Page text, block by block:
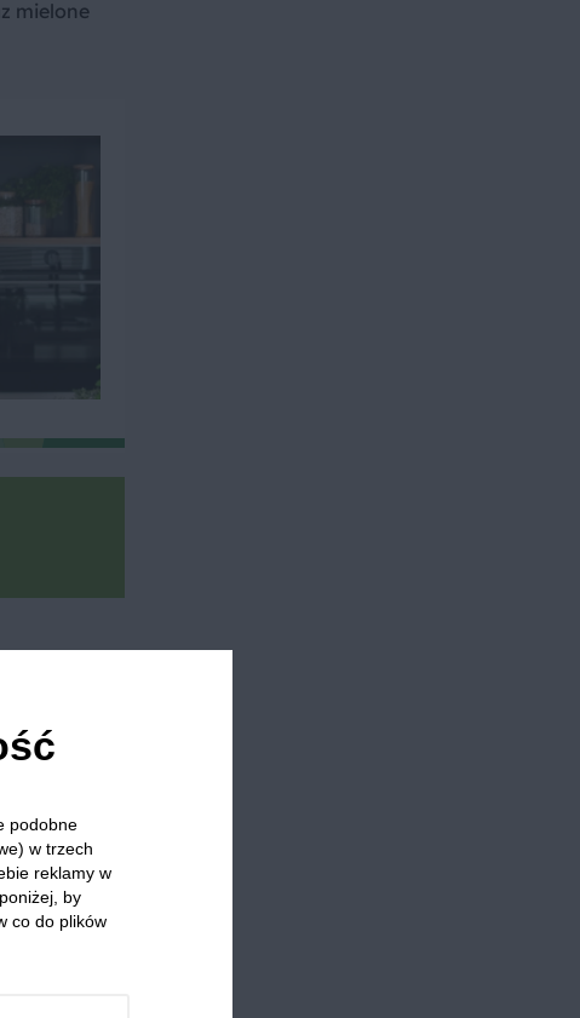
mielone
którzy
podobne
w trzech
reklamy w
by
co do plików